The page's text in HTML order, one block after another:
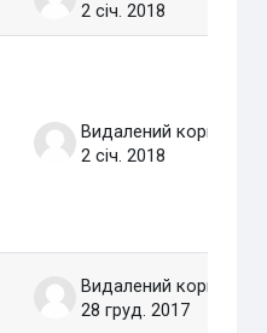
2 січ. 2018
2 січ. 2018
28 груд. 2017